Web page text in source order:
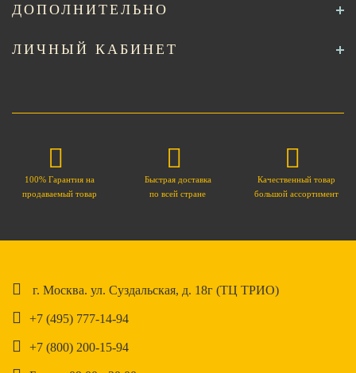
ДОПОЛНИТЕЛЬНО
ЛИЧНЫЙ КАБИНЕТ
100% Гарантия на
продаваемый товар
Быстрая доставка
по всей стране
Качественный товар
большой ассортимент
г. Москва. ул. Суздальская, д. 18г (ТЦ ТРИО)
+7 (495) 777-14-94
+7 (800) 200-15-94